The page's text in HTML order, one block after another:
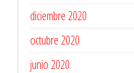
diciembre 2020
octubre 2020
junio 2020